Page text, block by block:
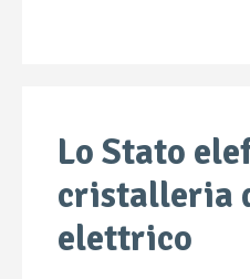
Lo Stato
cristalleria
elettrico